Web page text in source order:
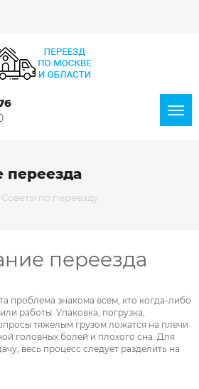
переезда
Советы по переезду
переезда
проблема знакома всем, кто когда-либо
работы. Упаковка, погрузка,
тяжелым грузом ложатся на плечи
головных болей и плохого сна. Для
весь процесс следует разделить на
Я согласен на
персональных данных
персональных данных